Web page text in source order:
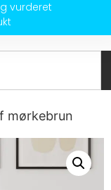
vurderet
mørkebrun